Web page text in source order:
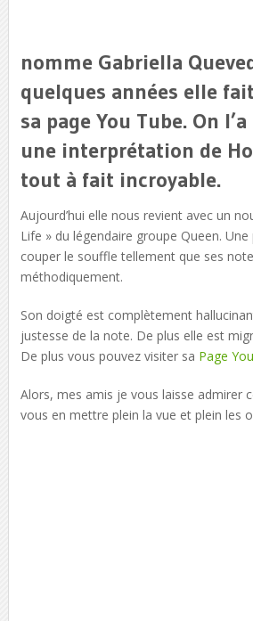
nomme Gabriella
quelques années elle
sa page You Tube. On
une interprétation de
tout à fait incroyable.
Aujourd’hui elle nous revient avec un
Life » du légendaire groupe Queen.
couper le souffle tellement que ses
méthodiquement.
Son doigté est complètement
justesse de la note. De plus elle est
De plus vous pouvez visiter sa Page
Alors, mes amis je vous laisse admirer
vous en mettre plein la vue et plein les